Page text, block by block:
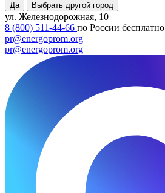
Да Выбрать другой город
ул. Железнодорожная, 10
8 (800) 511-44-66 по России бесплатно
pr@energoprom.org
pr@energoprom.org